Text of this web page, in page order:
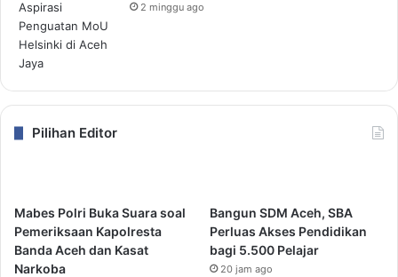
2 minggu ago
Pilihan Editor
Mabes Polri Buka Suara soal
Pemeriksaan Kapolresta
Banda Aceh dan Kasat
Narkoba
Bangun SDM Aceh, SBA
Perluas Akses Pendidikan
bagi 5.500 Pelajar
20 jam ago